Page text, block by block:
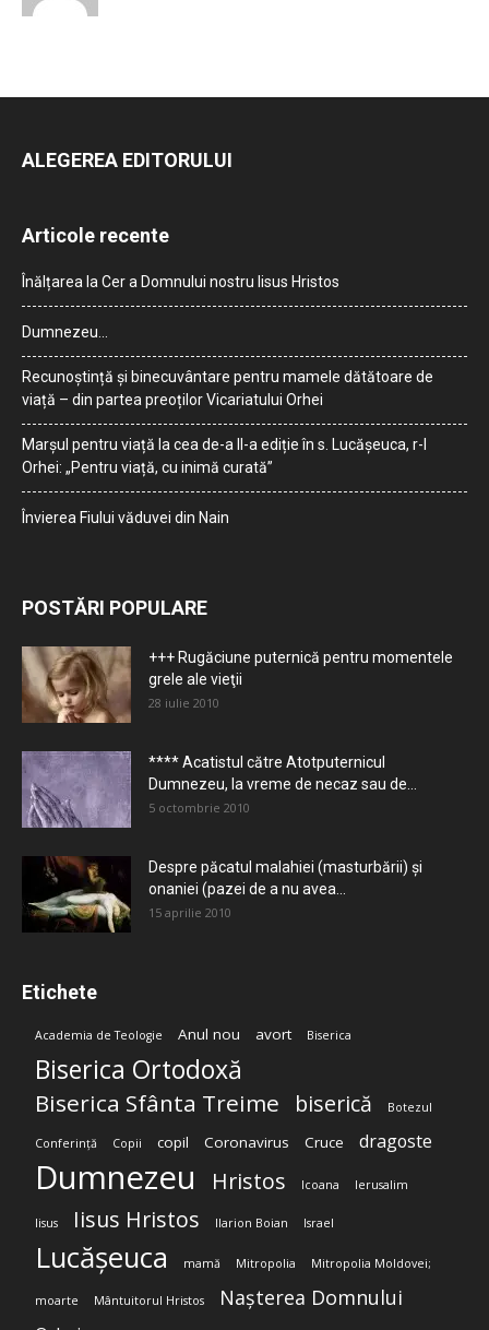
ALEGEREA EDITORULUI
Articole recente
Înălțarea la Cer a Domnului nostru Iisus Hristos
Dumnezeu…
Recunoștință și binecuvântare pentru mamele dătătoare de
viață – din partea preoților Vicariatului Orhei
Marșul pentru viață la cea de-a II-a ediție în s. Lucășeuca, r-l
Orhei: „Pentru viață, cu inimă curată”
Învierea Fiului văduvei din Nain
POSTĂRI POPULARE
+++ Rugăciune puternică pentru momentele
grele ale vieţii
28 iulie 2010
**** Acatistul către Atotputernicul
Dumnezeu, la vreme de necaz sau de...
5 octombrie 2010
Despre păcatul malahiei (masturbării) şi
onaniei (pazei de a nu avea...
15 aprilie 2010
Etichete
Academia de Teologie Anul nou avort Biserica
Biserica Ortodoxă
Biserica Sfânta Treime biserică Botezul
Conferință Copii copil Coronavirus Cruce dragoste
Dumnezeu Hristos Icoana Ierusalim
Iisus Iisus Hristos Ilarion Boian Israel
Lucășeuca mamă Mitropolia Mitropolia Moldovei;
moarte Mântuitorul Hristos Nașterea Domnului